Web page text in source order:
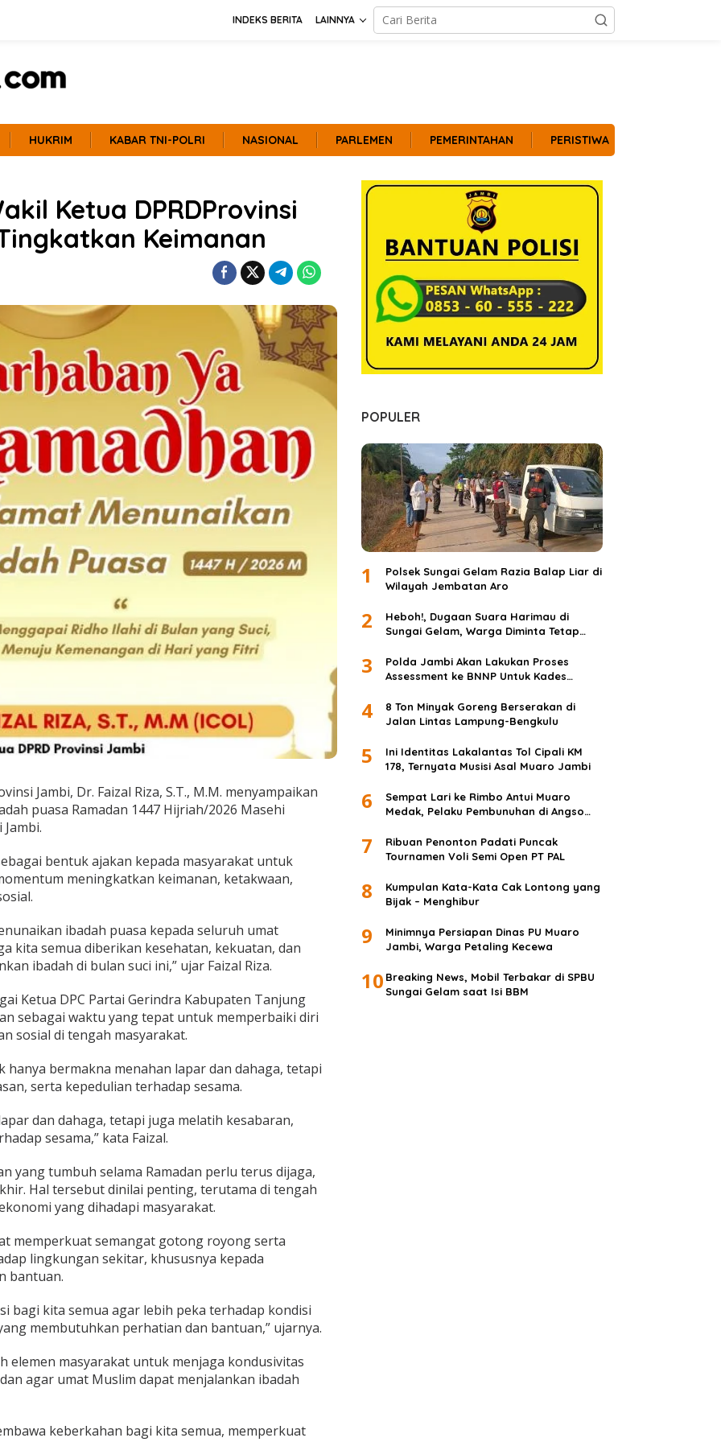
INDEKS BERITA LAINNYA
HUKRIM KABAR TNI-POLRI NASIONAL PARLEMEN PEMERINTAHAN PERISTIWA
Ketua DPRDProvinsi
Keimanan
Jambi, Dr. Faizal Riza, S.T., M.M. menyampaikan
puasa Ramadan 1447 Hijriah/2026 Masehi
bentuk ajakan kepada masyarakat untuk
meningkatkan keimanan, ketakwaan,
ibadah puasa kepada seluruh umat
kita semua diberikan kesehatan, kekuatan, dan
ibadah di bulan suci ini,” ujar Faizal Riza.
Ketua DPC Partai Gerindra Kabupaten Tanjung
sebagai waktu yang tepat untuk memperbaiki diri
sosial di tengah masyarakat.
hanya bermakna menahan lapar dan dahaga, tetapi
serta kepedulian terhadap sesama.
dan dahaga, tetapi juga melatih kesabaran,
sesama,” kata Faizal.
yang tumbuh selama Ramadan perlu terus dijaga,
Hal tersebut dinilai penting, terutama di tengah
yang dihadapi masyarakat.
memperkuat semangat gotong royong serta
lingkungan sekitar, khususnya kepada
bantuan.
bagi kita semua agar lebih peka terhadap kondisi
membutuhkan perhatian dan bantuan,” ujarnya.
elemen masyarakat untuk menjaga kondusivitas
agar umat Muslim dapat menjalankan ibadah
keberkahan bagi kita semua, memperkuat
POPULER
1
Polsek Sungai Gelam Razia Balap Liar di
Wilayah Jembatan Aro
2
Heboh!, Dugaan Suara Harimau di
Sungai Gelam, Warga Diminta Tetap
3
Polda Jambi Akan Lakukan Proses
Assessment ke BNNP Untuk Kades
4
8 Ton Minyak Goreng Berserakan di
Jalan Lintas Lampung-Bengkulu
5
Ini Identitas Lakalantas Tol Cipali KM
178, Ternyata Musisi Asal Muaro Jambi
6
Sempat Lari ke Rimbo Antui Muaro
Medak, Pelaku Pembunuhan di Angso
7
Ribuan Penonton Padati Puncak
Tournamen Voli Semi Open PT PAL
8
Kumpulan Kata-Kata Cak Lontong yang
Bijak – Menghibur
9
Minimnya Persiapan Dinas PU Muaro
Jambi, Warga Petaling Kecewa
10 Breaking News, Mobil Terbakar di SPBU
Sungai Gelam saat Isi BBM